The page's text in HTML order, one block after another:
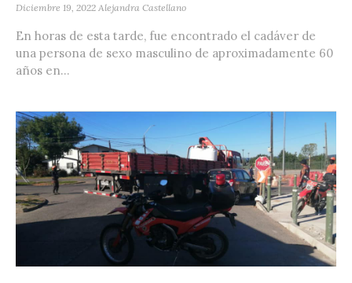
Diciembre 19, 2022 Alejandra Castellano
En horas de esta tarde, fue encontrado el cadáver de
una persona de sexo masculino de aproximadamente 60
años en...